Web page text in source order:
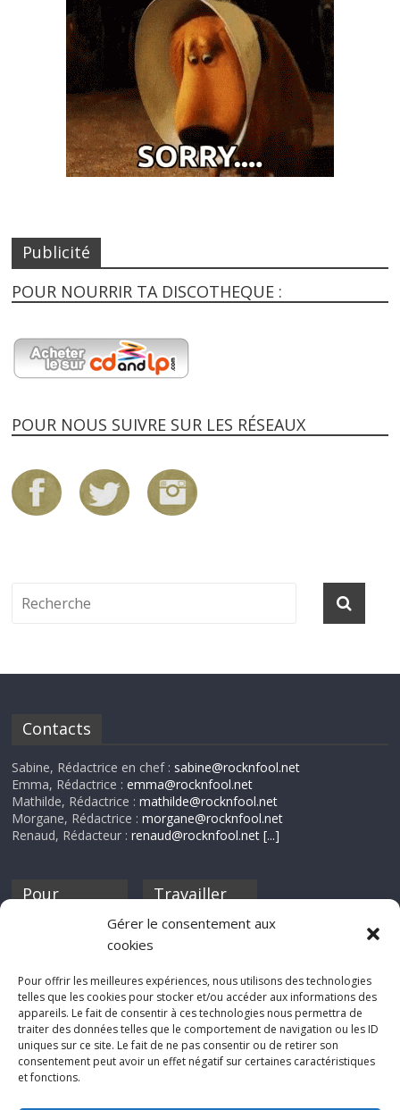
Gérer le consentement aux
cookies
Pour offrir les meilleures expériences, nous utilisons des technologies
telles que les cookies pour stocker et/ou accéder aux informations des
appareils. Le fait de consentir à ces technologies nous permettra de
traiter des données telles que le comportement de navigation ou les ID
uniques sur ce site. Le fait de ne pas consentir ou de retirer son
consentement peut avoir un effet négatif sur certaines caractéristiques
et fonctions.
Publicité
POUR NOURRIR TA DISCOTHEQUE :
POUR NOUS SUIVRE SUR LES RÉSEAUX
Contacts
Sabine, Rédactrice en chef : sabine@rocknfool.net
Emma, Rédactrice :emma@rocknfool.net
Mathilde, Rédactrice :mathilde@rocknfool.net
Morgane, Rédactrice :morgane@rocknfool.net
Renaud, Rédacteur :renaud@rocknfool.net [...]
Pour
discothèque
Travailler
Si tu souhaites
Rocknfool, n'hésite
pas à nous envoyer
tes chroniques de
concerts, de films,
séries ou des billets
d'humeur :
net